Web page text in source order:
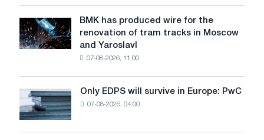
to
achieve
decarbonization
goals
in
July
BMK
has
produced
renovation
of
tram
tracks
BMK has produced wire for the
renovation of tram tracks in Moscow
and Yaroslavl
07-08-2026, 11:00
Only
EDPS
will
survive
Only EDPS will survive in Europe: PwC
07-08-2026, 04:00